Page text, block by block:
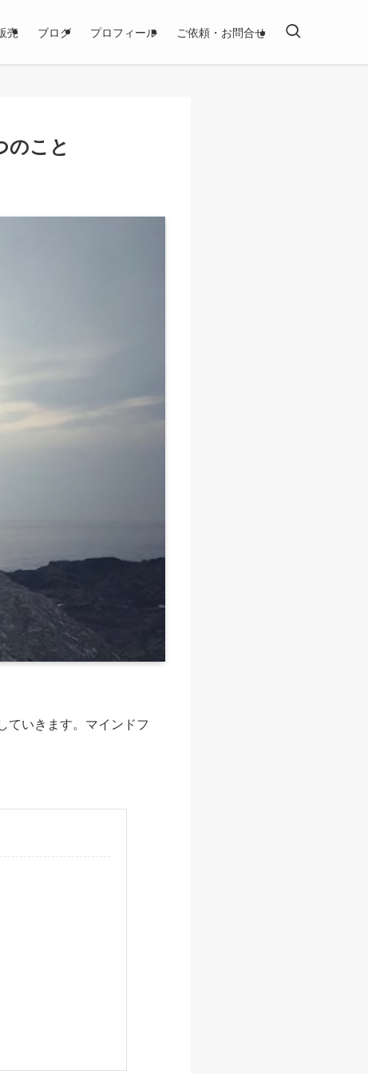
売 ブログ プロフィール ご依頼・お問合せ
のこと
ていきます。マインドフ